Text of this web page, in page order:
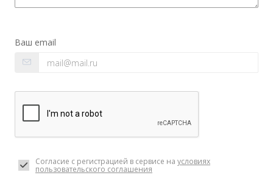
Ваш email
Согласие с регистрацией в сервисе на условиях
пользовательского соглашения